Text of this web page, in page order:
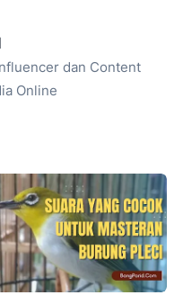
dan Content
Online